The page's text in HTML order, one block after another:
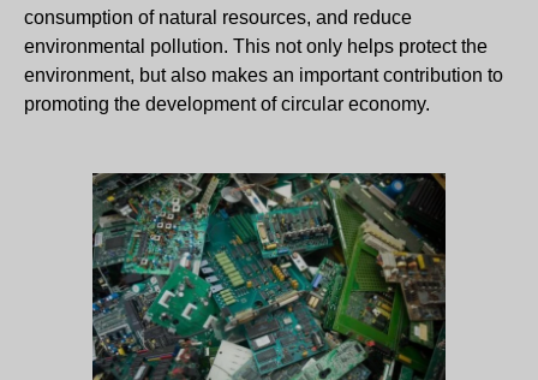
consumption of natural resources, and reduce
environmental pollution. This not only helps protect the
environment, but also makes an important contribution to
promoting the development of circular economy.